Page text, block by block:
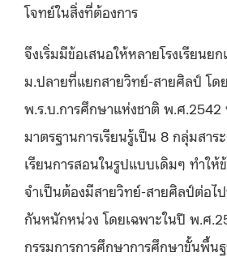
โจทย์ในสิ่งที่ต้องการ
จึงเริ่มมีข้อเสนอให้หลายโรงเรียนยก
ม.ปลายที่แยกสายวิทย์-สายศิลป์ โด
พ.ร.บ.การศึกษาแห่งชาติ พ.ศ
มาตรฐานการเรียนรู้เป็น 8 กลุ่มสาร
เรียนการสอนในรูปแบบเดิมๆ ทำให้
จำเป็นต้องมีสายวิทย์-สายศิลป์ต่อไ
กันหนักหน่วง โดยเฉพาะในปี พ.ศ
กรรมการการศึกษาการศึกษาขั้นพื้น